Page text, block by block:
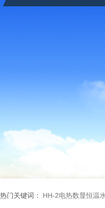
热门关键词： HH-2电热数显恒温